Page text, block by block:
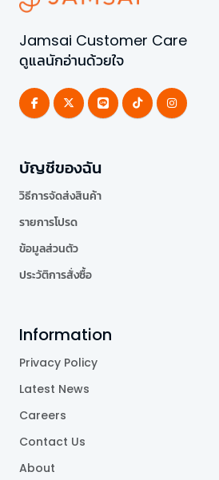
Jamsai Customer Care
ดูแลนักอ่านด้วยใจ
บัญชีของฉัน
วิธีการจัดส่งสินค้า
รายการโปรด
ข้อมูลส่วนตัว
ประวัติการสั่งซื้อ
Information
Privacy Policy
Latest News
Careers
Contact Us
About